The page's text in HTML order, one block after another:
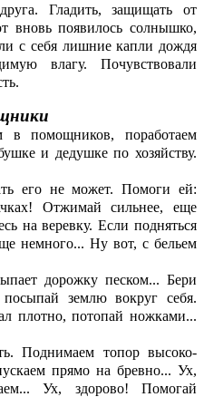
Гладить, защищать от
вновь появилось солнышко,
с себя лишние капли дождя
влагу. Почувствовали
в помощников, поработаем
и дедушке по хозяйству.
его не может. Помоги ей:
Отжимай сильнее, еще
на веревку. Если подняться
немного... Ну вот, с бельем
дорожку песком... Бери
землю вокруг себя.
плотно, потопай ножками...
Поднимаем топор высоко-
прямо на бревно... Ух,
Ух, здорово! Помогай